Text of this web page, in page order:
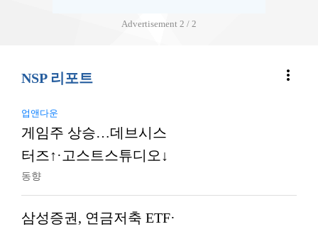
Advertisement 2 / 2
NSP 리포트 more_vert
업앤다운
게임주 상승…데브시스
터즈↑·고스트스튜디오↓
동향
삼성증권, 연금저축 ETF·